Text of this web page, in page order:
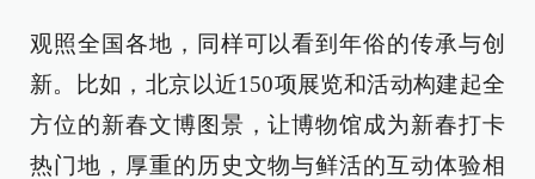
观照全国各地，同样可以看到年俗的传承与创
新。比如，北京以近150项展览和活动构建起全
方位的新春文博图景，让博物馆成为新春打卡
热门地，厚重的历史文物与鲜活的互动体验相